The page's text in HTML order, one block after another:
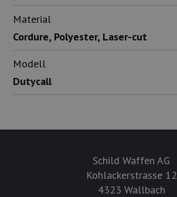
Material
Cordure, Polyester, Laser-cut
Modell
Dutycall
Schild Waffen AG
Kohlackerstrasse 12
4323 Wallbach